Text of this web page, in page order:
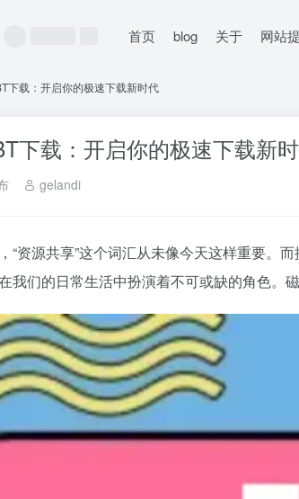
首页 blog 关于 网站
下载：开启你的极速下载新时代
下载：开启你的极速下载新
gelandi
“资源共享”这个词汇从未像今天这样重要。而
我们的日常生活中扮演着不可或缺的角色。